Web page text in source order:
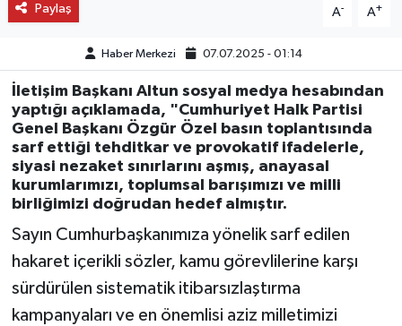
Paylaş A- A+
Haber Merkezi 07.07.2025 - 01:14
İletişim Başkanı Altun sosyal medya hesabından
yaptığı açıklamada, "Cumhuriyet Halk Partisi
Genel Başkanı Özgür Özel basın toplantısında
sarf ettiği tehditkar ve provokatif ifadelerle,
siyasi nezaket sınırlarını aşmış, anayasal
kurumlarımızı, toplumsal barışımızı ve milli
birliğimizi doğrudan hedef almıştır.
Sayın Cumhurbaşkanımıza yönelik sarf edilen
hakaret içerikli sözler, kamu görevlilerine karşı
sürdürülen sistematik itibarsızlaştırma
kampanyaları ve en önemlisi aziz milletimizi